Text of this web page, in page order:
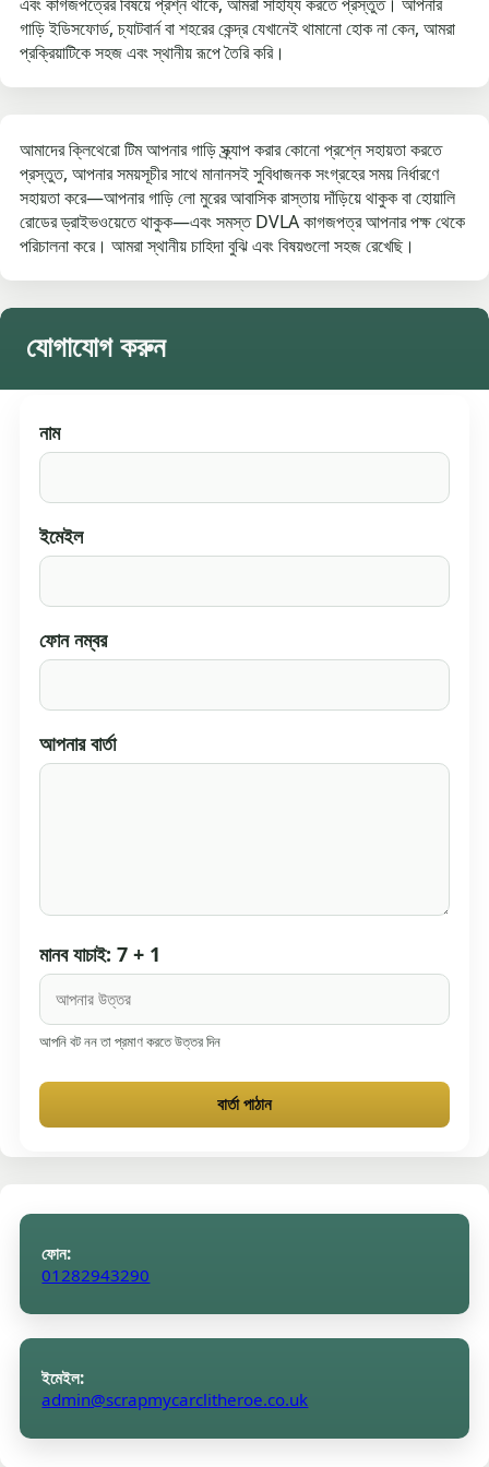
গাড়ি ইডিসফোর্ড, চ্যাটবার্ন বা শহরের কেন্দ্র যেখানেই থামানো হোক না কেন, আমরা
প্রক্রিয়াটিকে সহজ এবং স্থানীয় রূপে তৈরি করি।
আমাদের ক্লিথেরো টিম আপনার গাড়ি স্ক্র্যাপ করার কোনো প্রশ্নে সহায়তা করতে
প্রস্তুত, আপনার সময়সূচীর সাথে মানানসই সুবিধাজনক সংগ্রহের সময় নির্ধারণে
সহায়তা করে—আপনার গাড়ি লো মুরের আবাসিক রাস্তায় দাঁড়িয়ে থাকুক বা হোয়ালি
রোডের ড্রাইভওয়েতে থাকুক—এবং সমস্ত DVLA কাগজপত্র আপনার পক্ষ থেকে
পরিচালনা করে। আমরা স্থানীয় চাহিদা বুঝি এবং বিষয়গুলো সহজ রেখেছি।
যোগাযোগ করুন
নাম
ইমেইল
ফোন নম্বর
আপনার বার্তা
মানব যাচাই: 7 + 1
আপনি বট নন তা প্রমাণ করতে উত্তর দিন
বার্তা পাঠান
ফোন:
01282943290
ইমেইল:
admin@scrapmycarclitheroe.co.uk